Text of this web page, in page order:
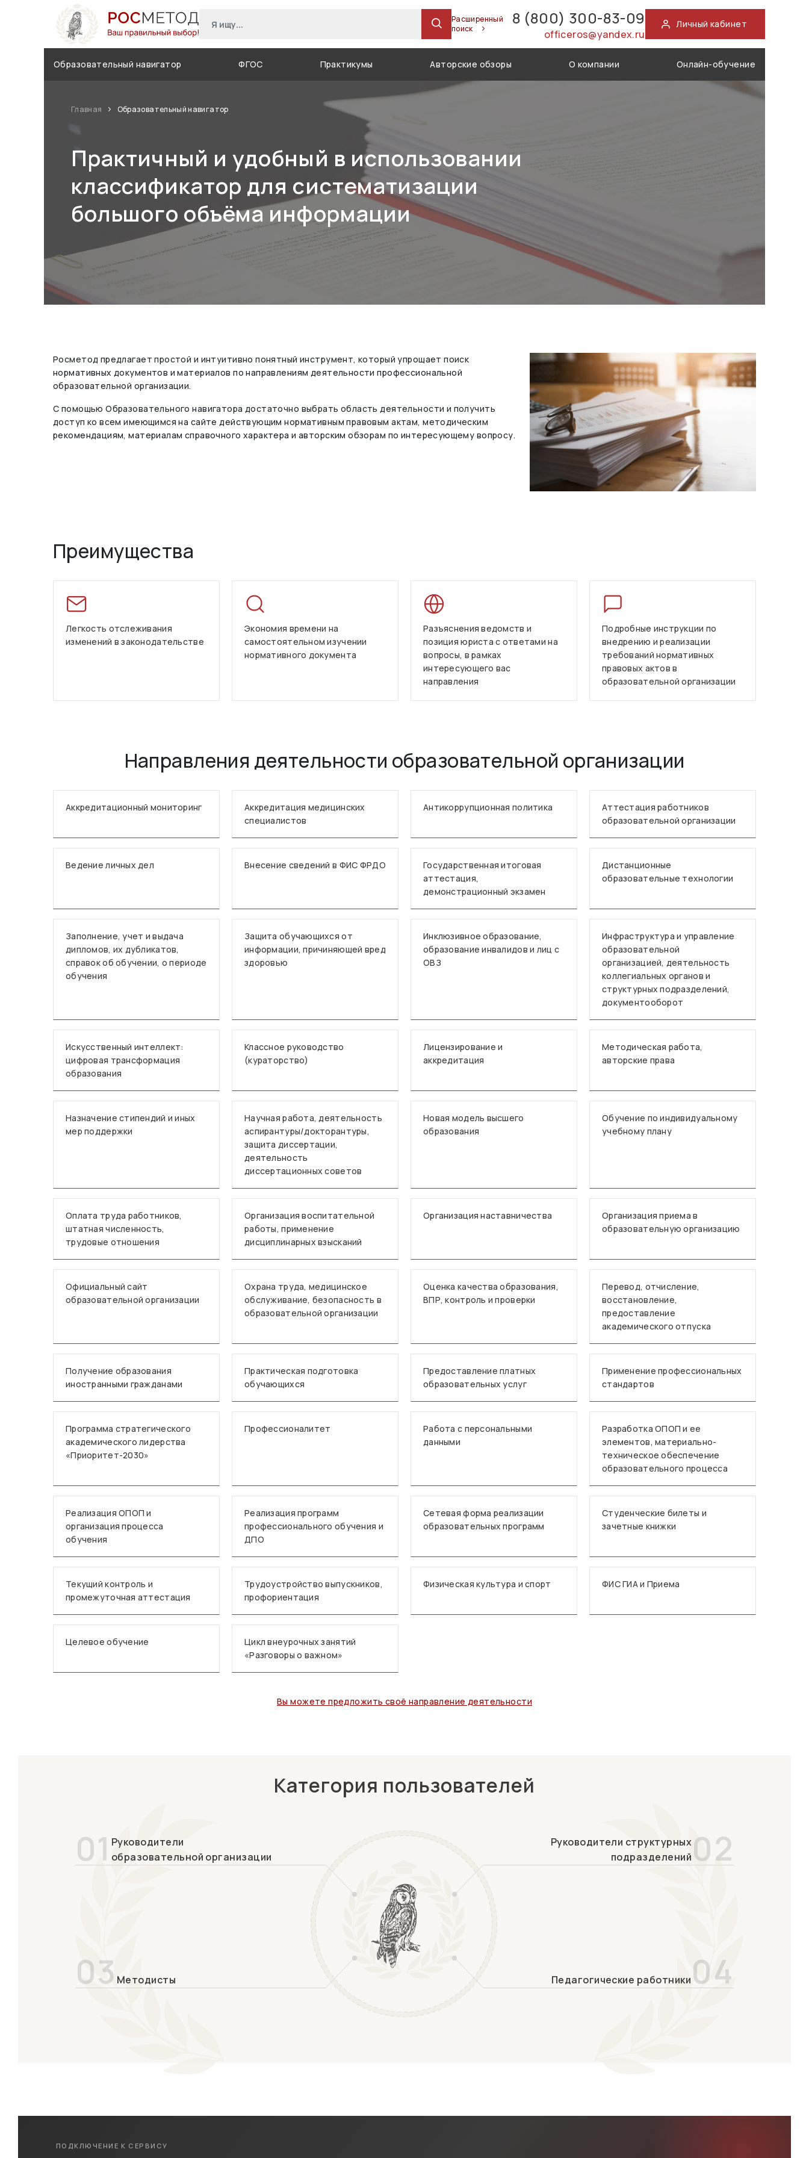
Расширенный
поиск
8 (800) 300-83-09
officeros@yandex.ru
Личный кабинет
Образовательный навигатор ФГОС Практикумы Авторские обзоры О компании Онлайн-обучение
Главная Образовательный навигатор
Практичный и удобный в использовании
классификатор для систематизации
большого объёма информации
Росметод предлагает простой и интуитивно понятный инструмент, который упрощает поиск
нормативных документов и материалов по направлениям деятельности профессиональной
образовательной организации.
С помощью Образовательного навигатора достаточно выбрать область деятельности и получить
доступ ко всем имеющимся на сайте действующим нормативным правовым актам, методическим
рекомендациям, материалам справочного характера и авторским обзорам по интересующему вопросу.
Преимущества
Легкость отслеживания
изменений в законодательстве
Экономия времени на
самостоятельном изучении
нормативного документа
Разъяснения ведомств и
позиция юриста с ответами на
вопросы, в рамках
интересующего вас
направления
Подробные инструкции по
внедрению и реализации
требований нормативных
правовых актов в
образовательной организации
Направления деятельности образовательной организации
Аккредитационный мониторинг
Аккредитация медицинских
специалистов
Антикоррупционная политика
Аттестация работников
образовательной организации
Ведение личных дел Внесение сведений в ФИС ФРДО
Государственная итоговая
аттестация,
демонстрационный экзамен
Дистанционные
образовательные технологии
Заполнение, учет и выдача
дипломов, их дубликатов,
справок об обучении, о периоде
обучения
Защита обучающихся от
информации, причиняющей вред
здоровью
Инклюзивное образование,
образование инвалидов и лиц с
ОВЗ
Инфраструктура и управление
образовательной
организацией, деятельность
коллегиальных органов и
структурных подразделений,
документооборот
Искусственный интеллект:
цифровая трансформация
образования
Классное руководство
(кураторство)
Лицензирование и
аккредитация
Методическая работа,
авторские права
Назначение стипендий и иных
мер поддержки
Научная работа, деятельность
аспирантуры/докторантуры,
защита диссертации,
деятельность
диссертационных советов
Новая модель высшего
образования
Обучение по индивидуальному
учебному плану
Оплата труда работников,
штатная численность,
трудовые отношения
Организация воспитательной
работы, применение
дисциплинарных взысканий
Организация наставничества
Организация приема в
образовательную организацию
Официальный сайт
образовательной организации
Охрана труда, медицинское
обслуживание, безопасность в
образовательной организации
Оценка качества образования,
ВПР, контроль и проверки
Перевод, отчисление,
восстановление,
предоставление
академического отпуска
Получение образования
иностранными гражданами
Практическая подготовка
обучающихся
Предоставление платных
образовательных услуг
Применение профессиональных
стандартов
Программа стратегического
академического лидерства
«Приоритет-2030»
Профессионалитет
Работа с персональными
данными
Разработка ОПОП и ее
элементов, материально-
техническое обеспечение
образовательного процесса
Реализация ОПОП и
организация процесса
обучения
Реализация программ
профессионального обучения и
ДПО
Сетевая форма реализации
образовательных программ
Студенческие билеты и
зачетные книжки
Текущий контроль и
промежуточная аттестация
Трудоустройство выпускников,
профориентация
Физическая культура и спорт ФИС ГИА и Приема
Целевое обучение
Цикл внеурочных занятий
«Разговоры о важном»
Вы можете предложить своё направление деятельности
Категория пользователей
01 Руководители
образовательной организации
Руководители структурных
подразделений 02
03 Методисты Педагогические работники 04
ПОДКЛЮЧЕНИЕ К СЕРВИСУ